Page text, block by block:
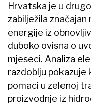
Hrvatska je u
zabilježila
energije iz
duboko ovisna o
mjeseci. Analiza
razdoblju pokazuje
pomaci u zelenoj
proizvodnje iz